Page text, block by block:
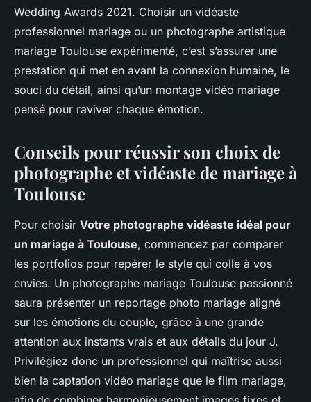
Wedding Awards 2021. Choisir un vidéaste
professionnel mariage ou un photographe artistique
mariage Toulouse expérimenté, c’est s’assurer une
prestation qui met en avant la connexion humaine, le
souci du détail, ainsi qu’un montage vidéo mariage
pensé pour raviver chaque émotion.
Conseils pour réussir son choix de
photographe et vidéaste de mariage à
Toulouse
Pour choisir Votre photographe vidéaste idéal pour
un mariage à Toulouse, commencez par comparer
les portfolios pour repérer le style qui colle à vos
envies. Un photographe mariage Toulouse passionné
saura présenter un reportage photo mariage aligné
sur les émotions du couple, grâce à une grande
attention aux instants vrais et aux détails du jour J.
Privilégiez donc un professionnel qui maîtrise aussi
bien la captation vidéo mariage que le film mariage,